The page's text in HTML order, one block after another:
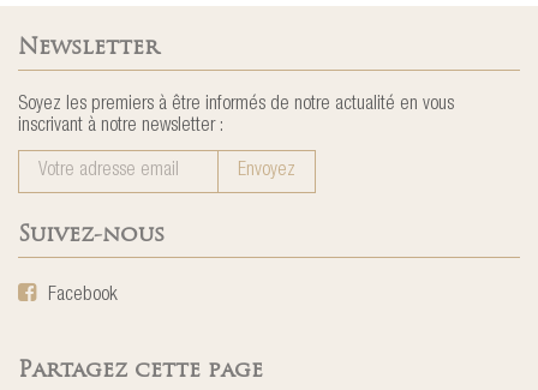
Newsletter
Soyez les premiers à être informés de notre actualité en vous
inscrivant à notre newsletter :
Suivez-nous
Facebook
Partagez cette page